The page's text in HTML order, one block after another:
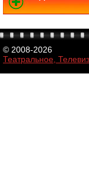
© 2008-2026
Театральное,